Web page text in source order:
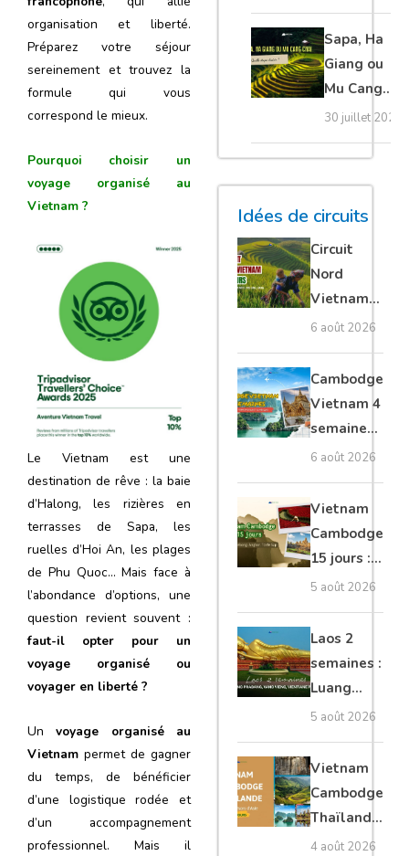
organisation et liberté.
Préparez votre séjour
sereinement et trouvez la
formule qui vous
correspond le mieux.
Pourquoi choisir un
voyage organisé au
Vietnam ?
Le Vietnam est une
destination de rêve : la baie
d’Halong, les rizières en
terrasses de Sapa, les
ruelles d’Hoi An, les plages
de Phu Quoc… Mais face à
l’abondance d’options, une
question revient souvent :
faut-il opter pour un
voyage organisé ou
voyager en liberté ?
Unvoyage organisé au
Vietnam permet de gagner
du temps, de bénéficier
d’une logistique rodée et
d’un accompagnement
professionnel. Mais il
éviter
absolument
Sapa, Ha
Giang ou
Mu Cang
Chai :
quelle
étape
choisir ?
30 juillet 2026
Idées de circuits
Circuit
Nord
Vietnam
15 jours :
Ha Giang
loop en
moto, Ninh
Binh, Lan
6 août 2026
Cambodge
Vietnam 4
semaines :
Angkor,
Tonkin
secret &
Mékong
6 août 2026
Vietnam
Cambodge
15 jours :
Hanoi,
Mékong,
Angkor,
Tonlé Sap
5 août 2026
Laos 2
semaines :
Luang
Prabang,
Vang
Vieng,
Vientiane
privé
5 août 2026
Vietnam
Cambodge
Thaïlande
35 jours :
4 août 2026